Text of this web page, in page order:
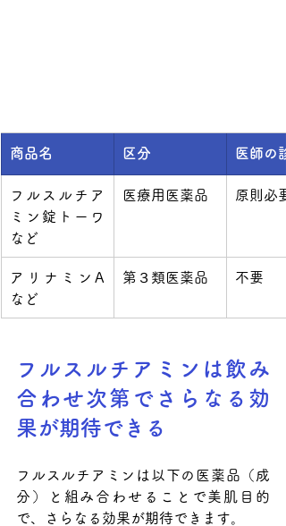
商品名 区分 医師の
フルスルチア
ミン錠トーワ
など
医療用医薬品 原則必要
アリナミンA
など
第３類医薬品 不要
フルスルチアミンは飲み
合わせ次第でさらなる効
果が期待できる
フルスルチアミンは以下の医薬品（成
分）と組み合わせることで美肌目的
で、さらなる効果が期待できます。